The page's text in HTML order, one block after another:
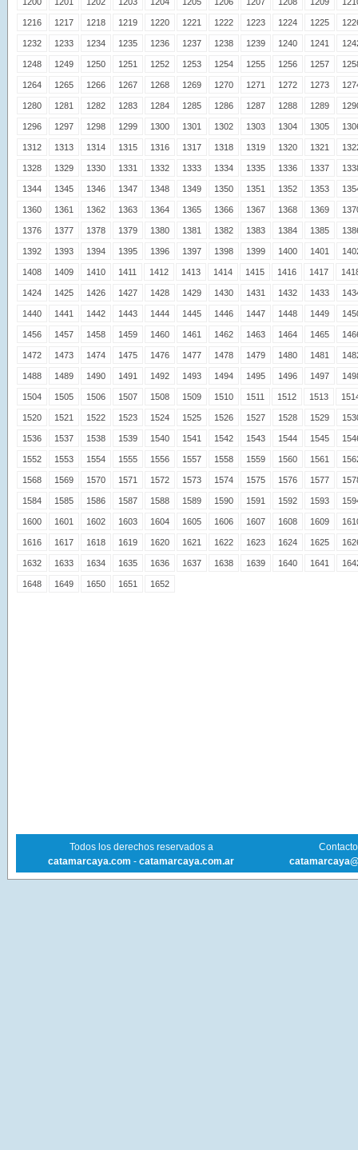
1216 1217 1218 1219 1220 1221 1222 1223 1224 1225
1232 1233 1234 1235 1236 1237 1238 1239 1240 1241
1248 1249 1250 1251 1252 1253 1254 1255 1256 1257
1264 1265 1266 1267 1268 1269 1270 1271 1272 1273
1280 1281 1282 1283 1284 1285 1286 1287 1288 1289
1296 1297 1298 1299 1300 1301 1302 1303 1304 1305
1312 1313 1314 1315 1316 1317 1318 1319 1320 1321
1328 1329 1330 1331 1332 1333 1334 1335 1336 1337
1344 1345 1346 1347 1348 1349 1350 1351 1352 1353
1360 1361 1362 1363 1364 1365 1366 1367 1368 1369
1376 1377 1378 1379 1380 1381 1382 1383 1384 1385
1392 1393 1394 1395 1396 1397 1398 1399 1400 1401
1408 1409 1410 1411 1412 1413 1414 1415 1416 1417
1424 1425 1426 1427 1428 1429 1430 1431 1432 1433
1440 1441 1442 1443 1444 1445 1446 1447 1448 1449
1456 1457 1458 1459 1460 1461 1462 1463 1464 1465
1472 1473 1474 1475 1476 1477 1478 1479 1480 1481
1488 1489 1490 1491 1492 1493 1494 1495 1496 1497
1504 1505 1506 1507 1508 1509 1510 1511 1512 1513
1520 1521 1522 1523 1524 1525 1526 1527 1528 1529
1536 1537 1538 1539 1540 1541 1542 1543 1544 1545
1552 1553 1554 1555 1556 1557 1558 1559 1560 1561
1568 1569 1570 1571 1572 1573 1574 1575 1576 1577
1584 1585 1586 1587 1588 1589 1590 1591 1592 1593
1600 1601 1602 1603 1604 1605 1606 1607 1608 1609
1616 1617 1618 1619 1620 1621 1622 1623 1624 1625
1632 1633 1634 1635 1636 1637 1638 1639 1640 1641
1648 1649 1650 1651 1652
Todos los derechos reservados a
catamarcaya.com - catamarcaya.com.ar